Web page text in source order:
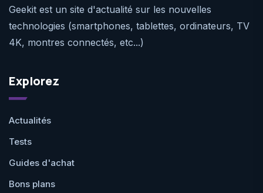
Geekit est un site d'actualité sur les nouvelles
technologies (smartphones, tablettes, ordinateurs, TV
4K, montres connectés, etc...)
Explorez
Actualités
Tests
Guides d'achat
Bons plans